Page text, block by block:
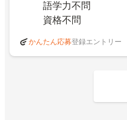
語学力不問
資格不問
かんたん応募登録エントリー